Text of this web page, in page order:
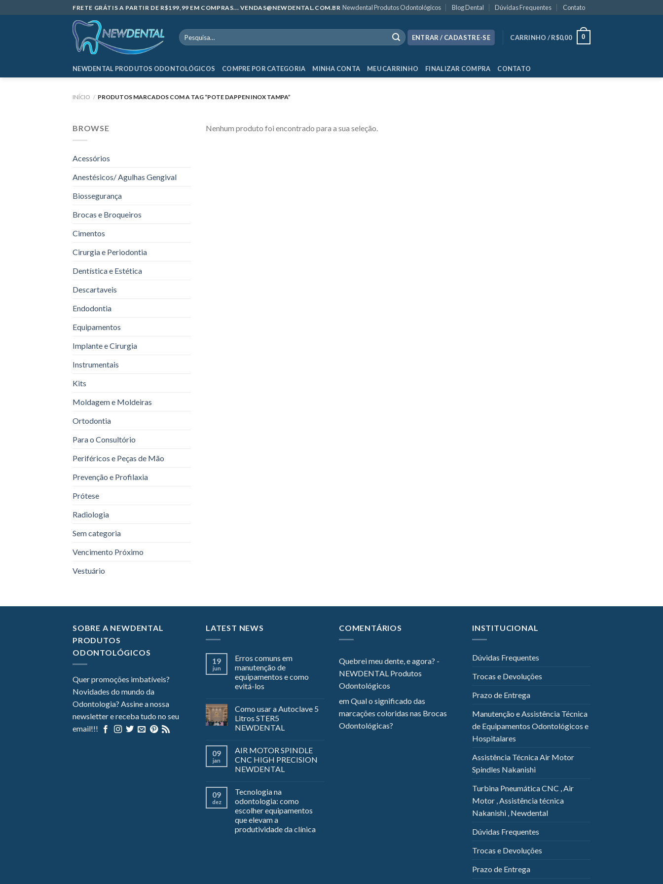
to
FRETE GRÁTIS A PARTIR DE R$199,99 EM COMPRAS... VENDAS@NEWDENTAL.COM.BR Newdental Produtos Odontológicos Blog Dental Dúvidas Frequentes Contato
Pesquisar
por:
ENTRAR / CADASTRE-SE CARRINHO /R$0,00 0
NEWDENTAL PRODUTOS ODONTOLÓGICOS COMPRE POR CATEGORIA MINHA CONTA MEU CARRINHO FINALIZAR COMPRA CONTATO
INÍCIO / PRODUTOS MARCADOS COM A TAG “POTE DAPPEN INOX TAMPA”
BROWSE
Acessórios
Anestésicos/ Agulhas Gengival
Biossegurança
Brocas e Broqueiros
Cimentos
Cirurgia e Periodontia
Dentística e Estética
Descartaveis
Endodontia
Equipamentos
Implante e Cirurgia
Instrumentais
Kits
Moldagem e Moldeiras
Ortodontia
Para o Consultório
Periféricos e Peças de Mão
Prevenção e Profilaxia
Prótese
Radiologia
Sem categoria
Vencimento Próximo
Vestuário
Nenhum produto foi encontrado para a sua seleção.
SOBRE A NEWDENTAL
PRODUTOS
ODONTOLÓGICOS
Quer promoções imbatíveis?
Novidades do mundo da
Odontologia? Assine a nossa
newsletter e receba tudo no seu
email!!!
LATEST NEWS
19
jun
Erros comuns em
manutenção de
equipamentos e como
evitá-los
Como usar a Autoclave 5
Litros STER5
NEWDENTAL
09
jan
AIR MOTOR SPINDLE
CNC HIGH PRECISION
NEWDENTAL
09
dez
Tecnologia na
odontologia: como
escolher equipamentos
que elevam a
produtividade da clínica
COMENTÁRIOS
Quebrei meu dente, e agora? -
NEWDENTAL Produtos
Odontológicos
emQual o significado das
marcações coloridas nas Brocas
Odontológicas?
INSTITUCIONAL
Dúvidas Frequentes
Trocas e Devoluções
Prazo de Entrega
Manutenção e Assistência Técnica
de Equipamentos Odontológicos e
Hospitalares
Assistência Técnica Air Motor
Spindles Nakanishi
Turbina Pneumática CNC , Air
Motor , Assistência técnica
Nakanishi , Newdental
Dúvidas Frequentes
Trocas e Devoluções
Prazo de Entrega